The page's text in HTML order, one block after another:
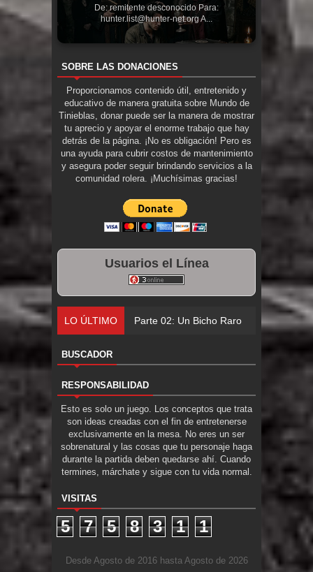
De: remitente desconocido Para:
hunter.list@hunter-net.org A...
SOBRE LAS DONACIONES
Proporcionamos contenido útil, entretenido y
educativo de manera gratuita sobre Mundo de
Tinieblas, donar puede ser la manera de mostrar
tu aprecio y apoyar el enorme trabajo que hay
detrás de la página. ¡No es obligación! Pero es
una ayuda para cubrir costos de mantenimiento
y asegura poder seguir brindando servicios a la
comunidad rolera. ¡Muchísimas gracias!
Usuarios el Línea
LO ÚLTIMO Parte 02: Un Bicho Raro
BUSCADOR
RESPONSABILIDAD
Esto es solo un juego. Los conceptos que trata
son ideas creadas con el fin de entretenerse
exclusivamente en la mesa. No eres un ser
sobrenatural y las cosas que tu personaje haga
durante la partida deben quedarse ahí. Cuando
termines, márchate y sigue con tu vida normal.
VISITAS
5 7 5 8 3 1 1
Desde Agosto de 2016 hasta Agosto de 2026